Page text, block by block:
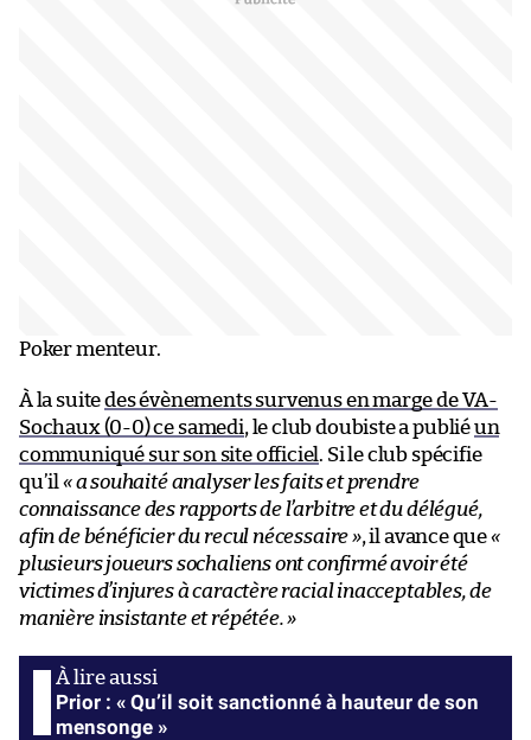
Poker menteur.
À la suitedes évènements survenus en marge de VA-
Sochaux (0-0) ce samedi, le club doubiste a publiéun
communiqué sur son site officiel. Si le club spécifie
qu’il « a souhaité analyser les faits et prendre
connaissance des rapports de l’arbitre et du délégué,
afin de bénéficier du recul nécessaire », il avance que«
plusieurs joueurs sochaliens ont confirmé avoir été
victimes d’injures à caractère racial inacceptables, de
manière insistante et répétée. »
Prior : « Qu’il soit sanctionné à hauteur de son
mensonge »